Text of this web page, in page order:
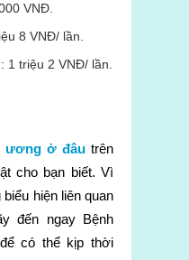
VNĐ.
8 VNĐ/ lần.
1 triệu 2 VNĐ/ lần.
ương ở đâu trên
cho bạn biết. Vì
hiện liên quan
đến ngay Bệnh
có thể kịp thời